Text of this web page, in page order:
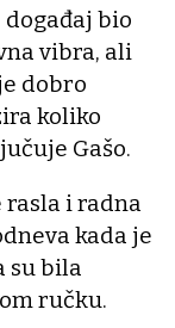
događaj bio
vibra, ali
dobro
koliko
Gašo.
rasla i radna
kada je
su bila
ručku.